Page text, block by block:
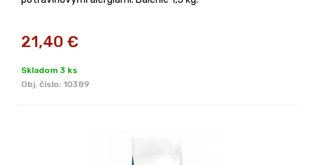
21,40 €
Skladom 3 ks
Obj. čislo: 10389